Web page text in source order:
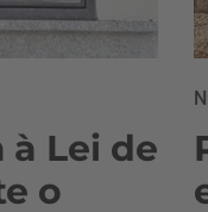
à Lei de
o